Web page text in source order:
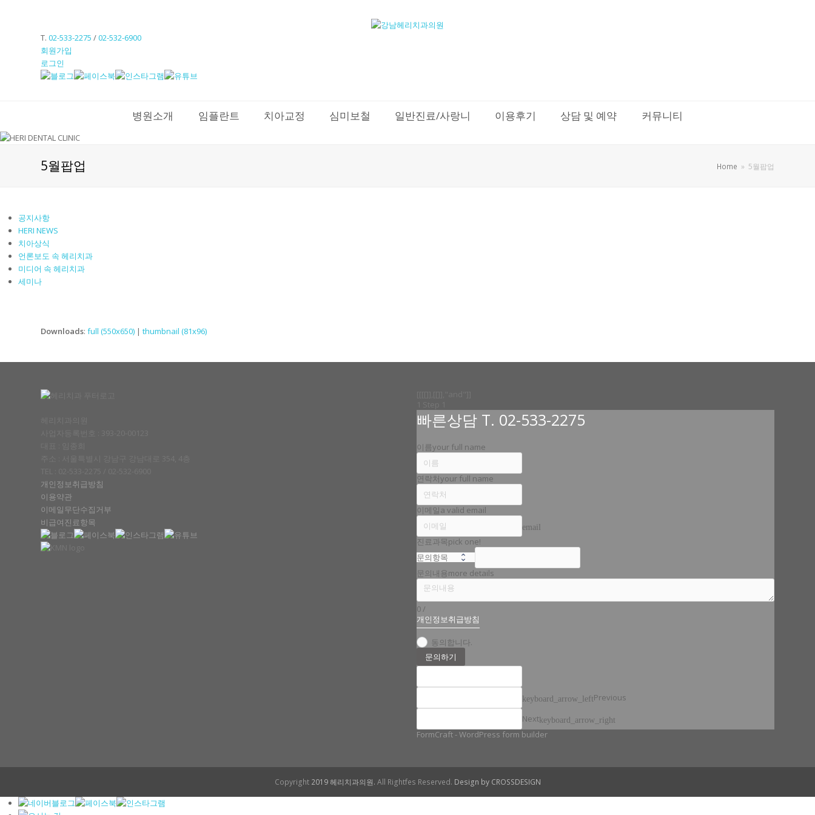
T.02-533-2275 /02-532-6900
회원가입
로그인
병원소개 임플란트 치아교정 심미보철 일반진료/사랑니 이용후기 상담 및 예약 커뮤니티
5월팝업 Home » 5월팝업
공지사항
HERI NEWS
치아상식
언론보도 속 헤리치과
미디어 속 헤리치과
세미나
Downloads:full (550x650) |thumbnail (81x96)
개인정보취급방침
이용약관
이메일무단수집거부
비급여진료항목
빠른상담 T. 02-533-2275
이름your full name
연락처your full name
이메일a valid email
email
진료과목pick one!
문의내용more details
0/
개인정보취급방침
동의합니다.
문의하기
keyboard_arrow_leftPrevious
Nextkeyboard_arrow_right
FormCraft - WordPress form builder
Copyright 2019 헤리치과의원. All Rightfes Reserved. Design by CROSSDESIGN